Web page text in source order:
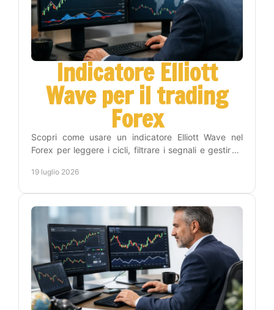
Indicatore Elliott
Wave per il trading
Forex
Scopri come usare un indicatore Elliott Wave nel
Forex per leggere i cicli, filtrare i segnali e gestire il
19 luglio 2026